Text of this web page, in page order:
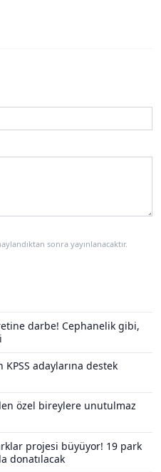
sonra yayınlanacaktır.
darbe! Cephanelik gibi,
adaylarına destek
özel bireylere unutulmaz
projesi büyüyor! 19 park
donatılacak